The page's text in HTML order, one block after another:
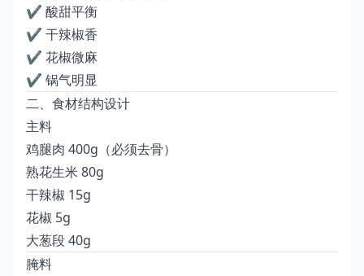
✔ 酸甜平衡
✔ 干辣椒香
✔ 花椒微麻
✔ 锅气明显
二、食材结构设计
主料
鸡腿肉 400g（必须去骨）
熟花生米 80g
干辣椒 15g
花椒 5g
大葱段 40g
腌料